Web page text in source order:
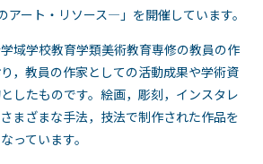
アート・リソース―」を開催しています。
域学校教育学類美術教育専修の教員の作
，教員の作家としての活動成果や学術資
したものです。絵画，彫刻，インスタレ
まざまな手法，技法で制作された作品を
っています。